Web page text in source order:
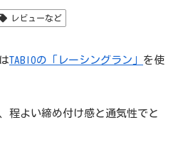
レビューなど
TABIOの「レーシングラン」 を使
程よい締め付け感と通気性でと